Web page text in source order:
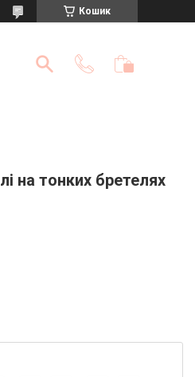
Кошик
на тонких бретелях